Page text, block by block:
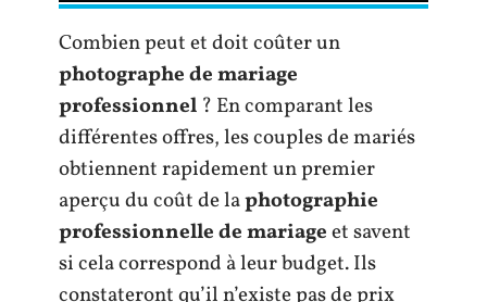
Combien peut et doit coûter un
photographe de mariage
professionnel ? En comparant les
différentes offres, les couples de mariés
obtiennent rapidement un premier
aperçu du coût de laphotographie
professionnelle de mariageet savent
si cela correspond à leur budget. Ils
constateront qu’il n’existe pas de prix